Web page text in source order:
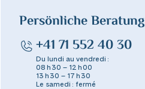
Persönliche Beratung
+41 71 552 40 30
Du lundi au vendredi :
08 h 30 – 12 h 00
13 h 30 – 17 h 30
Le samedi : fermé